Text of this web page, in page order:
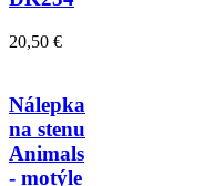
20,50 €
Nálepka
na stenu
Animals
- motýle